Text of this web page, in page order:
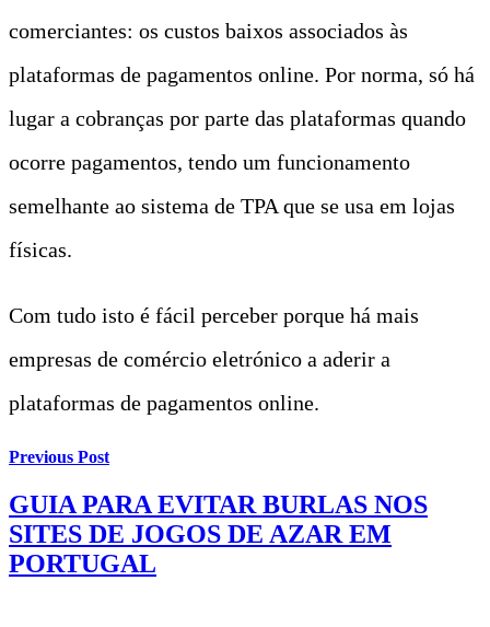
comerciantes: os custos baixos associados às
plataformas de pagamentos online. Por norma, só há
lugar a cobranças por parte das plataformas quando
ocorre pagamentos, tendo um funcionamento
semelhante ao sistema de TPA que se usa em lojas
físicas.
Com tudo isto é fácil perceber porque há mais
empresas de comércio eletrónico a aderir a
plataformas de pagamentos online.
Previous Post
GUIA PARA EVITAR BURLAS NOS
SITES DE JOGOS DE AZAR EM
PORTUGAL